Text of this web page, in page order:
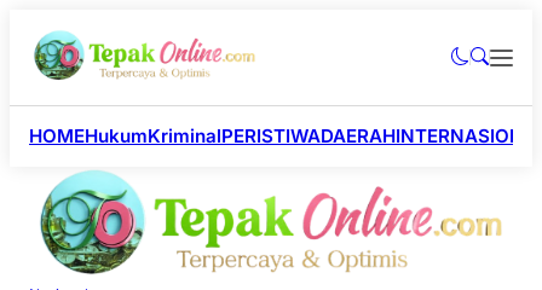
HOMEHukumKriminalPERISTIWADAERAH